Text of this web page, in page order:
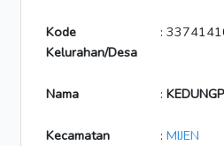
Kode
Kelurahan/Desa
:
Nama :
Kecamatan : MIJEN